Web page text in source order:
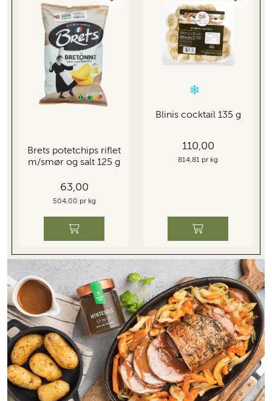
Brets potetchips riflet
m/smør og salt 125 g
63,00
504,00 pr kg
Blinis cocktail 135 g
110,00
814,81 pr kg